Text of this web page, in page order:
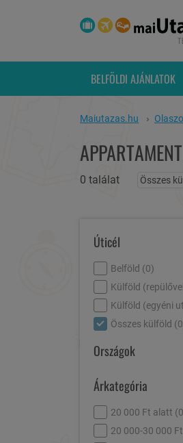
BELFÖLDI AJÁNLATOK
Maiutazas.hu
0 találat Összes
Úticél
Belföld (0)
Külföld
Külföld (egyéni
Összes külföld (0
Országok
Árkategória
20 000 Ft alatt (0
20 000-30 000